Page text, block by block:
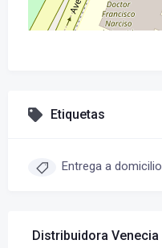
Etiquetas
Entrega a domicilio
Distribuidora Venecia